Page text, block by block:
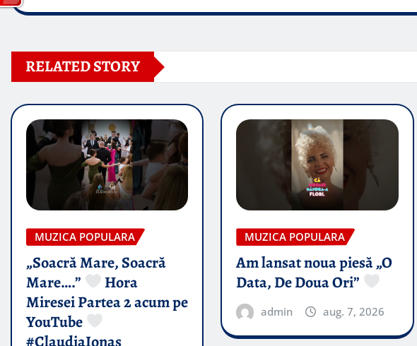
RELATED STORY
MUZICA POPULARA
„Soacră Mare, Soacră
Mare….”
Hora
Miresei Partea 2 acum pe
YouTube
#ClaudiaIonas
MUZICA POPULARA
Am lansat noua piesă „O
Data, De Doua Ori”
admin aug. 7, 2026